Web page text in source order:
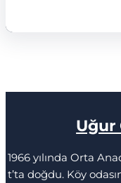
Uğur
1966 yılında Orta
t’ta doğdu. Köy